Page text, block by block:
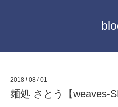
2018 / 08 / 01
麺処 さとう【weaves-